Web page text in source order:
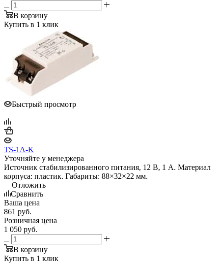
В корзину
Купить в 1 клик
Быстрый просмотр
TS-1A-K
Уточняйте у менеджера
Источник стабилизированного питания, 12 В, 1 А. Материал
корпуса: пластик. Габариты: 88×32×22 мм.
Отложить
Сравнить
Ваша цена
861 руб.
Розничная цена
1 050 руб.
В корзину
Купить в 1 клик